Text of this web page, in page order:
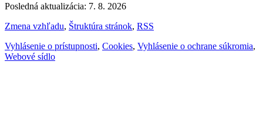
Posledná aktualizácia: 7. 8. 2026
Zmena vzhľadu, Štruktúra stránok, RSS
Vyhlásenie o prístupnosti, Cookies, Vyhlásenie o ochrane súkromia,
Webové sídlo